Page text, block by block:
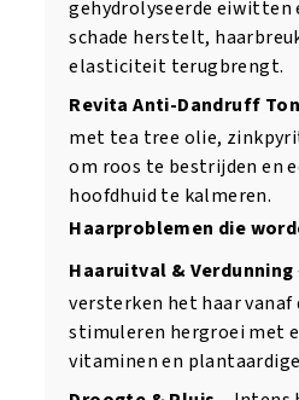
gehydrolyseerde eiwitten
schade herstelt,
elasticiteit terugbrengt.
Revita Anti-Dandruff
met tea tree olie,
om roos te bestrijden en
hoofdhuid te kalmeren.
Haarproblemen die
Haaruitval & Verdunning
versterken het haar vanaf
stimuleren hergroei met
vitaminen en